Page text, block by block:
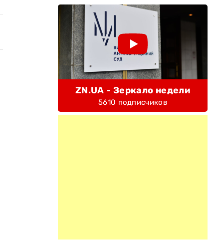
ZN.UA - Зеркало недели
5610 подписчиков